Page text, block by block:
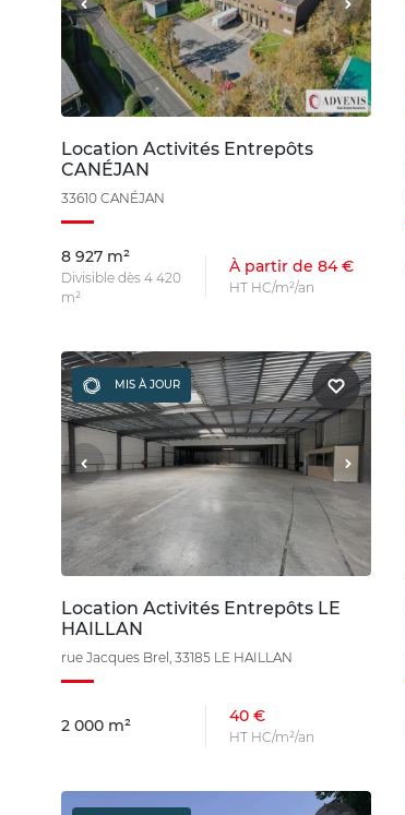
Location Activités Entrepôts
CANÉJAN
33610 CANÉJAN
8 927 m²
Divisible dès 4 420
m²
À partir de 84 €
HT HC/m²/an
MIS À JOUR
Location Activités Entrepôts LE
HAILLAN
rue Jacques Brel, 33185 LE HAILLAN
2 000 m² 40 €
HT HC/m²/an